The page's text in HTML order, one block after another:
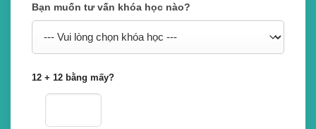
Bạn muốn tư vấn khóa học nào?
12 + 12 bằng mấy?